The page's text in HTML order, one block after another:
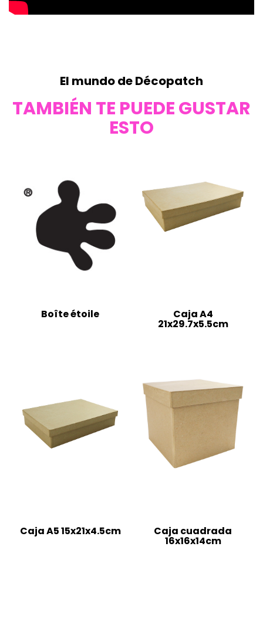
El mundo de Décopatch
TAMBIÉN TE PUEDE GUSTAR
ESTO
Boîte étoile Caja A4
21x29.7x5.5cm
Caja A5 15x21x4.5cm Caja cuadrada
16x16x14cm